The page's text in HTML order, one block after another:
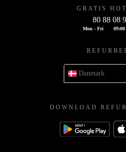
GRATIS
80 88 08
Mon - Fri 09:00
Danmark
DOWNLOAD